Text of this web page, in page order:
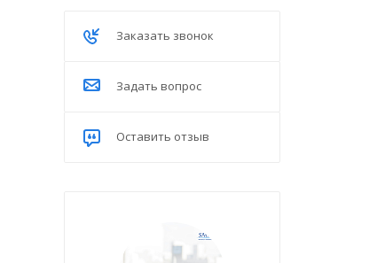
Заказать звонок
Задать вопрос
Оставить отзыв